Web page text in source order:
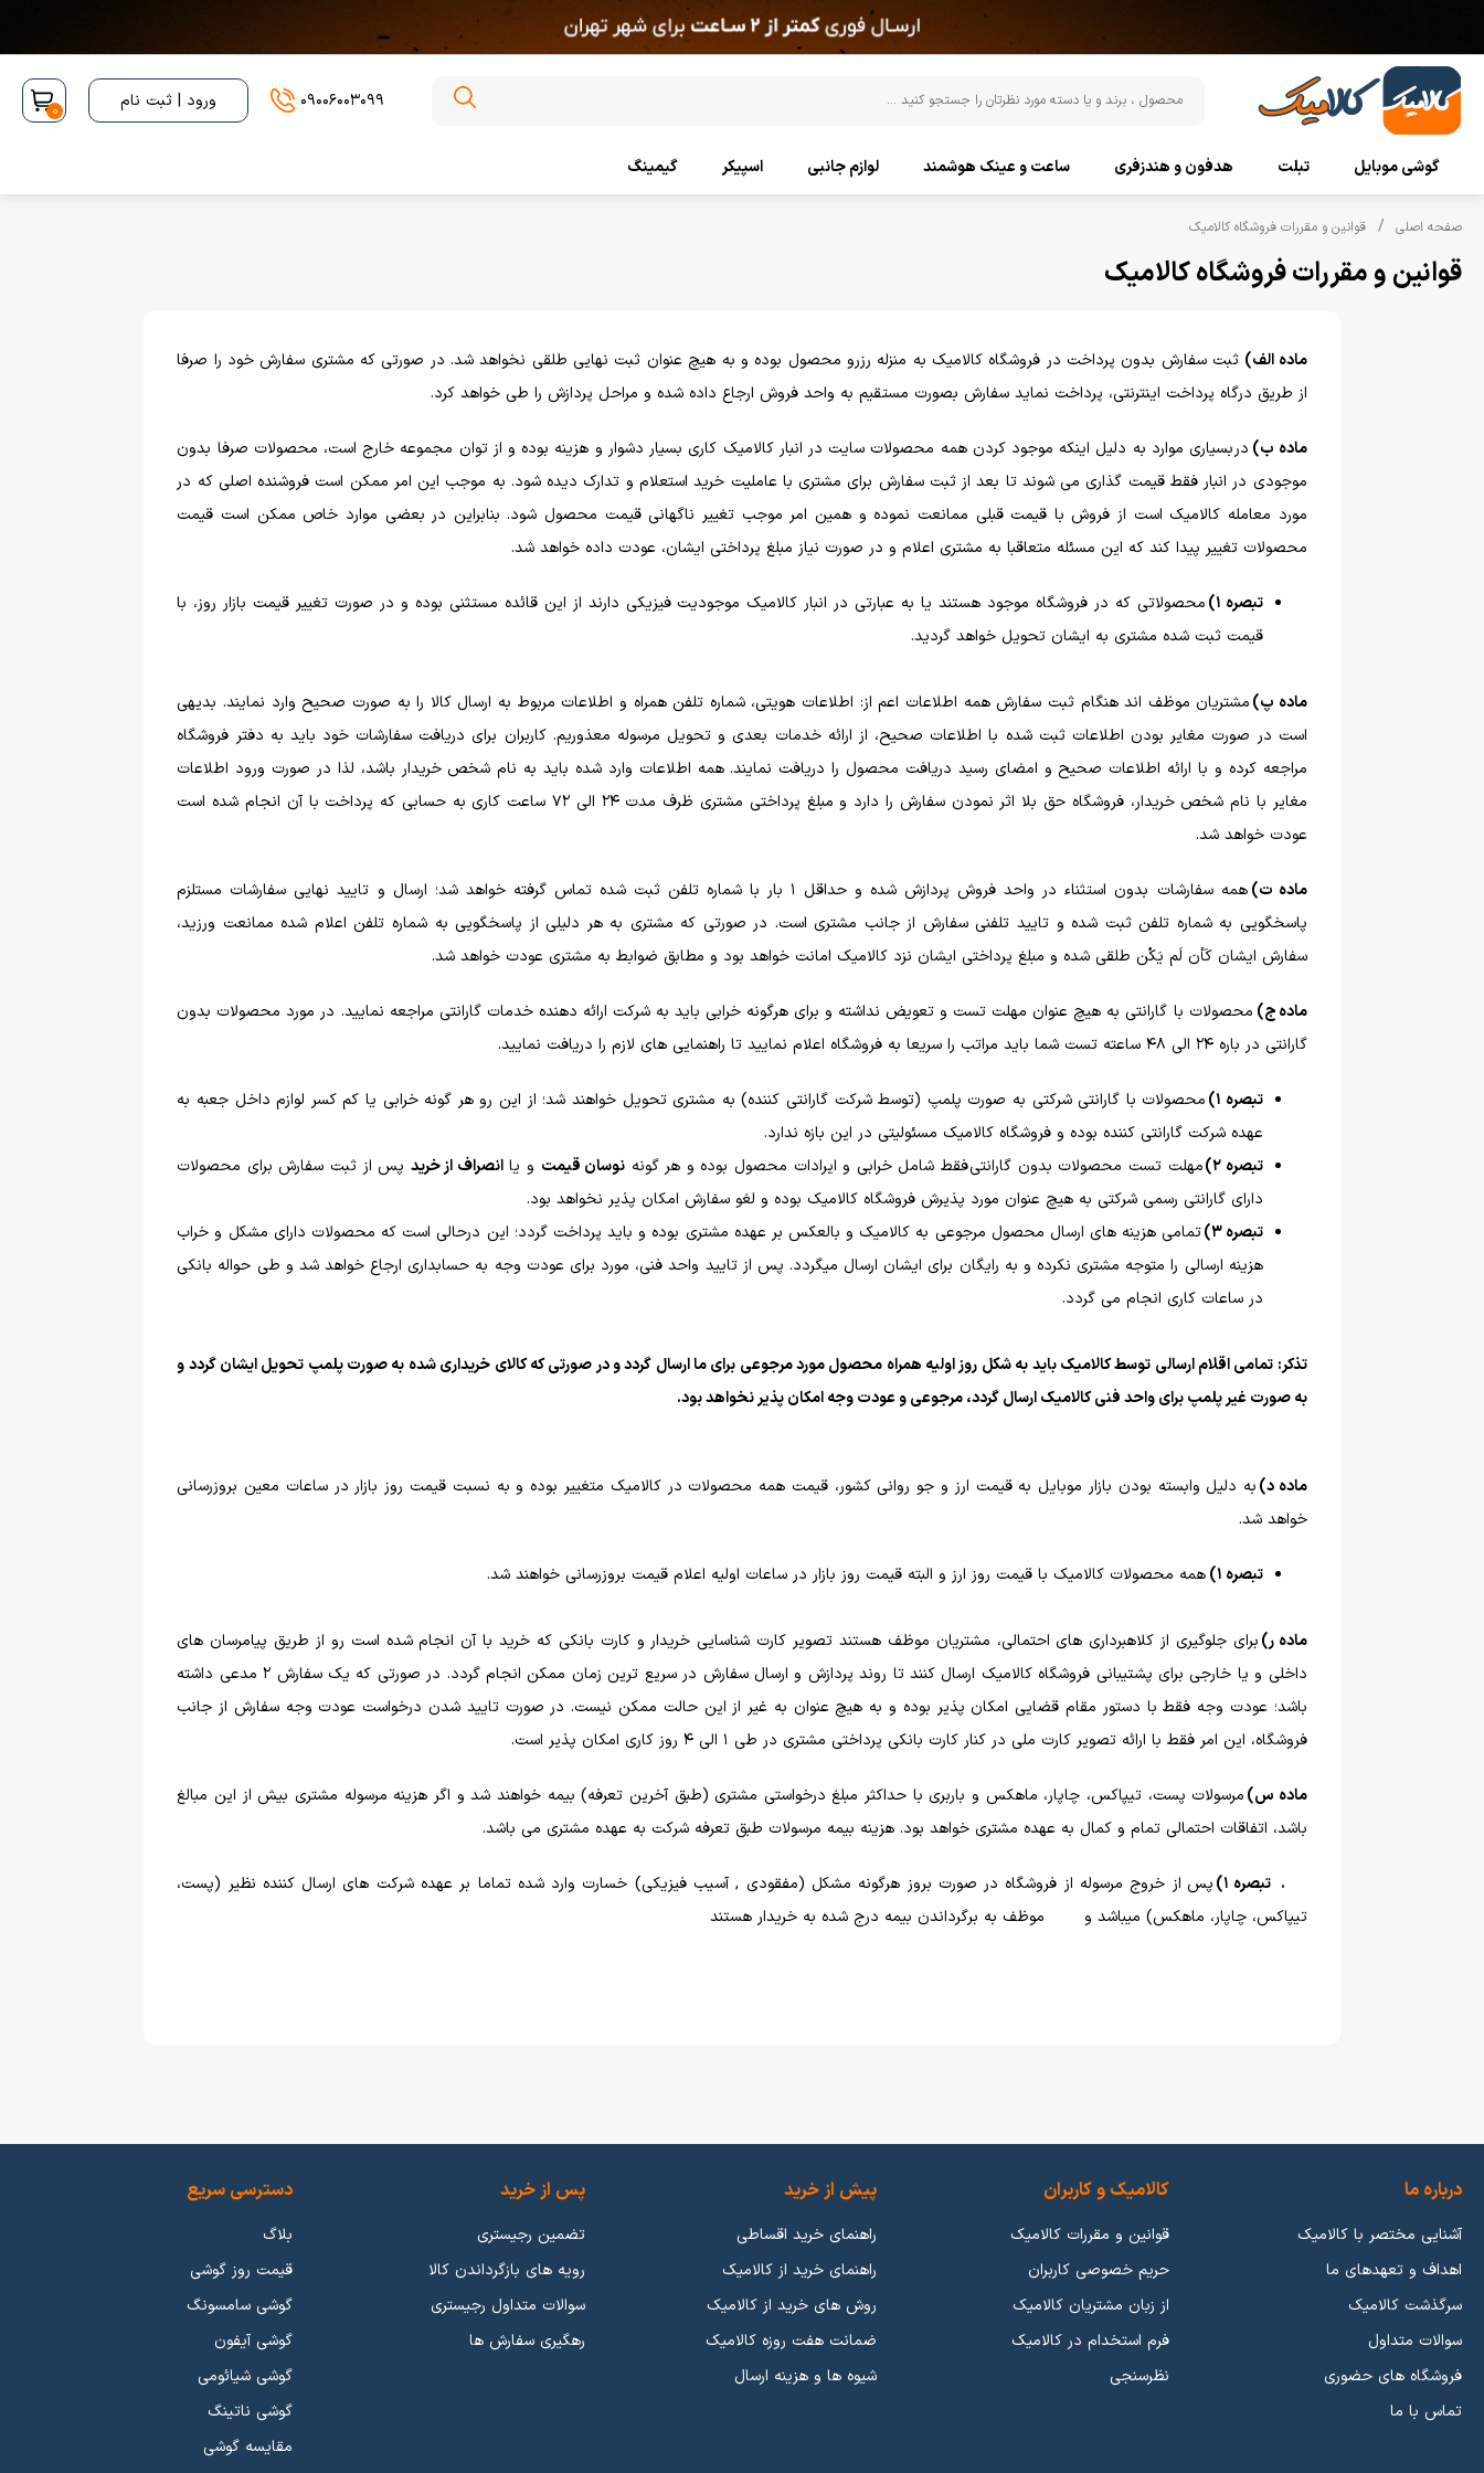
09006003099 ورود | ثبت نام 0
گوشی موبایل تبلت هدفون و هندزفری ساعت و عینک هوشمند لوازم جانبی اسپیکر گیمینگ
صفحه اصلی قوانین و مقررات فروشگاه کالامیک
قوانین و مقررات فروشگاه کالامیک
ماده الف) ثبت سفارش بدون پرداخت در فروشگاه کالامیک به منزله رزرو محصول بوده و به هیچ عنوان ثبت نهایی طلقی نخواهد شد. در صورتی که مشتری سفارش خود را صرفا
از طریق درگاه پرداخت اینترنتی، پرداخت نماید سفارش بصورت مستقیم به واحد فروش ارجاع داده شده و مراحل پردازش را طی خواهد کرد.
ماده ب) در بسیاری موارد به دلیل اینکه موجود کردن همه محصولات سایت در انبار کالامیک کاری بسیار دشوار و هزینه بوده و از توان مجموعه خارج است، محصولات صرفا بدون
موجودی در انبار فقط قیمت گذاری می شوند تا بعد از ثبت سفارش برای مشتری با عاملیت خرید استعلام و تدارک دیده شود. به موجب این امر ممکن است فروشنده اصلی که در
مورد معامله کالامیک است از فروش با قیمت قبلی ممانعت نموده و همین امر موجب تغییر ناگهانی قیمت محصول شود. بنابراین در بعضی موارد خاص ممکن است قیمت
محصولات تغییر پیدا کند که این مسئله متعاقبا به مشتری اعلام و در صورت نیاز مبلغ پرداختی ایشان، عودت داده خواهد شد.
تبصره 1)
محصولاتی که در فروشگاه موجود هستند یا به عبارتی در انبار کالامیک موجودیت فیزیکی دارند از این قائده مستثنی بوده و در صورت تغییر قیمت بازار روز، با
قیمت ثبت شده مشتری به ایشان تحویل خواهد گردید.
ماده پ)مشتریان موظف اند هنگام ثبت سفارش همه اطلاعات اعم از: اطلاعات هویتی، شماره تلفن همراه و اطلاعات مربوط به ارسال کالا را به صورت صحیح وارد نمایند. بدیهی
است در صورت مغایر بودن اطلاعات ثبت شده با اطلاعات صحیح، از ارائه خدمات بعدی و تحویل مرسوله معذوریم. کاربران برای دریافت سفارشات خود باید به دفتر فروشگاه
مراجعه کرده و با ارائه اطلاعات صحیح و امضای رسید دریافت محصول را دریافت نمایند. همه اطلاعات وارد شده باید به نام شخص خریدار باشد، لذا در صورت ورود اطلاعات
مغایر با نام شخص خریدار، فروشگاه حق بلا اثر نمودن سفارش را دارد و مبلغ پرداختی مشتری ظرف مدت 24 الی 72 ساعت کاری به حسابی که پرداخت با آن انجام شده است
عودت خواهد شد.
ماده ت)
همه سفارشات بدون استثناء در واحد فروش پردازش شده و حداقل 1 بار با شماره تلفن ثبت شده تماس گرفته خواهد شد؛ ارسال و تایید نهایی سفارشات مستلزم
پاسخگویی به شماره تلفن ثبت شده و تایید تلفنی سفارش از جانب مشتری است. در صورتی که مشتری به هر دلیلی از پاسخگویی به شماره تلفن اعلام شده ممانعت ورزید،
سفارش ایشان کَأن لَم یَکُن طلقی شده و مبلغ پرداختی ایشان نزد کالامیک امانت خواهد بود و مطابق ضوابط به مشتری عودت خواهد شد.
ماده ج) محصولات با گارانتی به هیچ عنوان مهلت تست و تعویض نداشته و برای هرگونه خرابی باید به شرکت ارائه دهنده خدمات گارانتی مراجعه نمایید. در مورد محصولات بدون
گارانتی در باره 24 الی 48 ساعته تست شما باید مراتب را سریعا به فروشگاه اعلام نمایید تا راهنمایی های لازم را دریافت نمایید.
تبصره 1)
محصولات با گارانتی شرکتی به صورت پلمپ (توسط شرکت گارانتی کننده) به مشتری تحویل خواهند شد؛ از این رو هر گونه خرابی یا کم کسر لوازم داخل جعبه به
عهده شرکت گارانتی کننده بوده و فروشگاه کالامیک مسئولیتی در این بازه ندارد.
تبصره 2)
مهلت تست محصولات بدون گارانتی فقط شامل خرابی و ایرادات محصول بوده و هر گونه نوسان قیمت و یاانصراف از خرید پس از ثبت سفارش برای محصولات
دارای گارانتی رسمی شرکتی به هیچ عنوان مورد پذیرش فروشگاه کالامیک بوده و لغو سفارش امکان پذیر نخواهد بود.
تبصره 3)
تمامی هزینه های ارسال محصول مرجوعی به کالامیک و بالعکس بر عهده مشتری بوده و باید پرداخت گردد؛ این درحالی است که محصولات دارای مشکل و خراب
هزینه ارسالی را متوجه مشتری نکرده و به رایگان برای ایشان ارسال میگردد. پس از تایید واحد فنی، مورد برای عودت وجه به حسابداری ارجاع خواهد شد و طی حواله بانکی
در ساعات کاری انجام می گردد.
تذکر: تمامی اقلام ارسالی توسط کالامیک باید به شکل روز اولیه همراه محصول مورد مرجوعی برای ما ارسال گردد و در صورتی که کالای خریداری شده به صورت پلمپ تحویل ایشان گردد و
به صورت غیر پلمپ برای واحد فنی کالامیک ارسال گردد، مرجوعی و عودت وجه امکان پذیر نخواهد بود.
ماده د)به دلیل وابسته بودن بازار موبایل به قیمت ارز و جو روانی کشور، قیمت همه محصولات در کالامیک متغییر بوده و به نسبت قیمت روز بازار در ساعات معین بروزرسانی
خواهد شد.
تبصره 1) همه محصولات کالامیک با قیمت روز ارز و البته قیمت روز بازار در ساعات اولیه اعلام قیمت بروزرسانی خواهند شد.
ماده ر)برای جلوگیری از کلاهبرداری های احتمالی، مشتریان موظف هستند تصویر کارت شناسایی خریدار و کارت بانکی که خرید با آن انجام شده است رو از طریق پیامرسان های
داخلی و یا خارجی برای پشتیبانی فروشگاه کالامیک ارسال کنند تا روند پردازش و ارسال سفارش در سریع ترین زمان ممکن انجام گردد. در صورتی که یک سفارش 2 مدعی داشته
باشد؛ عودت وجه فقط با دستور مقام قضایی امکان پذیر بوده و به هیچ عنوان به غیر از این حالت ممکن نیست. در صورت تایید شدن درخواست عودت وجه سفارش از جانب
فروشگاه، این امر فقط با ارائه تصویر کارت ملی در کنار کارت بانکی پرداختی مشتری در طی 1 الی 4 روز کاری امکان پذیر است.
ماده س)مرسولات پست، تیپاکس، چاپار، ماهکس و باربری با حداکثر مبلغ درخواستی مشتری (طبق آخرین تعرفه) بیمه خواهند شد و اگر هزینه مرسوله مشتری بیش از این مبالغ
باشد، اتفاقات احتمالی تمام و کمال به عهده مشتری خواهد بود. هزینه بیمه مرسولات طبق تعرفه شرکت به عهده مشتری می باشد.
. تبصره 1)
پس از خروج مرسوله از فروشگاه در صورت بروز هرگونه مشکل (مفقودی , آسیب فیزیکی) خسارت وارد شده تماما بر عهده شرکت های ارسال کننده نظیر (پست،
تیپاکس، چاپار، ماهکس) میباشد و موظف به برگرداندن بیمه درج شده به خریدار هستند
درباره ما
آشنایی مختصر با کالامیک
اهداف و تعهدهای ما
سرگذشت کالامیک
سوالات متداول
فروشگاه های حضوری
تماس با ما
کالامیک و کاربران
قوانین و مقررات کالامیک
حریم خصوصی کاربران
از زبان مشتریان کالامیک
فرم استخدام در کالامیک
نظرسنجی
پیش از خرید
راهنمای خرید اقساطی
راهنمای خرید از کالامیک
روش های خرید از کالامیک
ضمانت هفت روزه کالامیک
شیوه ها و هزینه ارسال
پس از خرید
تضمین رجیستری
رویه های بازگرداندن کالا
سوالات متداول رجیستری
رهگیری سفارش ها
دسترسی سریع
بلاگ
قیمت روز گوشی
گوشی سامسونگ
گوشی آیفون
گوشی شیائومی
گوشی ناتینگ
مقایسه گوشی